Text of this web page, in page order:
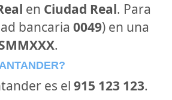
en Ciudad Real. Para
bancaria 0049) en una
.
es el 915 123 123.